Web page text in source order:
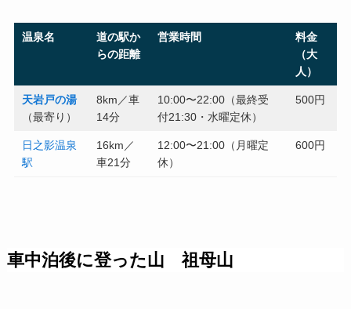
温泉名
道の駅か
らの距離
営業時間
料金
（大
人）
天岩戸の湯
（最寄り）
8km／車
14分
10:00〜22:00（最終受
付21:30・水曜定休）
500円
日之影温泉
駅
16km／
車21分
12:00〜21:00（月曜定
休）
600円
車中泊後に登った山 祖母山